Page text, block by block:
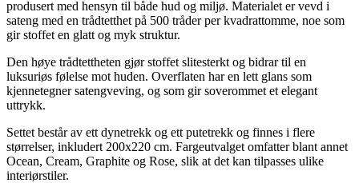
produsert med hensyn til både hud og miljø. Materialet er vevd i
sateng med en trådtetthet på 500 tråder per kvadrattomme, noe som
gir stoffet en glatt og myk struktur.
Den høye trådtettheten gjør stoffet slitesterkt og bidrar til en
luksuriøs følelse mot huden. Overflaten har en lett glans som
kjennetegner satengveving, og som gir soverommet et elegant
uttrykk.
Settet består av ett dynetrekk og ett putetrekk og finnes i flere
størrelser, inkludert 200x220 cm. Fargeutvalget omfatter blant annet
Ocean, Cream, Graphite og Rose, slik at det kan tilpasses ulike
interiørstiler.